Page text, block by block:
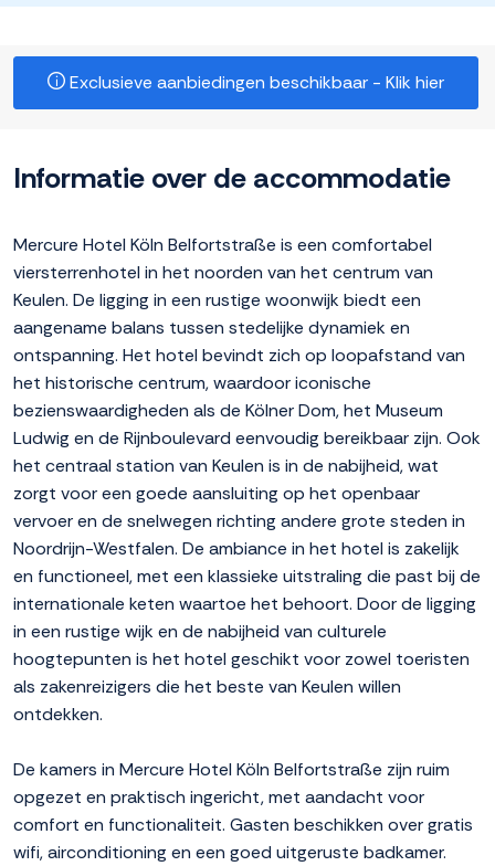
Exclusieve aanbiedingen beschikbaar - Klik hier
Informatie over de accommodatie
Mercure Hotel Köln Belfortstraße is een comfortabel
viersterrenhotel in het noorden van het centrum van
Keulen. De ligging in een rustige woonwijk biedt een
aangename balans tussen stedelijke dynamiek en
ontspanning. Het hotel bevindt zich op loopafstand van
het historische centrum, waardoor iconische
bezienswaardigheden als de Kölner Dom, het Museum
Ludwig en de Rijnboulevard eenvoudig bereikbaar zijn. Ook
het centraal station van Keulen is in de nabijheid, wat
zorgt voor een goede aansluiting op het openbaar
vervoer en de snelwegen richting andere grote steden in
Noordrijn-Westfalen. De ambiance in het hotel is zakelijk
en functioneel, met een klassieke uitstraling die past bij de
internationale keten waartoe het behoort. Door de ligging
in een rustige wijk en de nabijheid van culturele
hoogtepunten is het hotel geschikt voor zowel toeristen
als zakenreizigers die het beste van Keulen willen
ontdekken.
De kamers in Mercure Hotel Köln Belfortstraße zijn ruim
opgezet en praktisch ingericht, met aandacht voor
comfort en functionaliteit. Gasten beschikken over gratis
wifi, airconditioning en een goed uitgeruste badkamer.